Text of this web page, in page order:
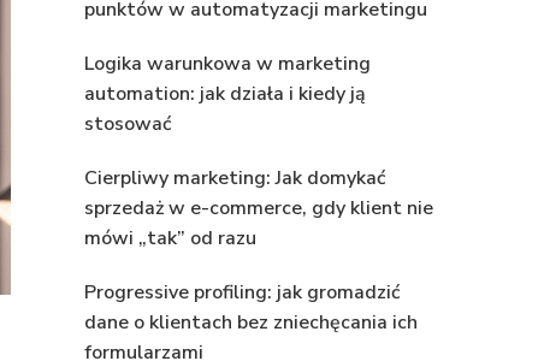
punktów w automatyzacji marketingu
Logika warunkowa w marketing
automation: jak działa i kiedy ją
stosować
Cierpliwy marketing: Jak domykać
sprzedaż w e-commerce, gdy klient nie
mówi „tak” od razu
Progressive profiling: jak gromadzić
dane o klientach bez zniechęcania ich
formularzami